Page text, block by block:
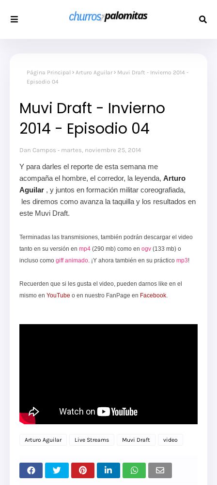
Página Principal Arturo Aguilar
Muvi Draft - Invierno 2014 -
Episodio 04
Muvi Draft - Invierno
2014 - Episodio 04
Dan Campos martes, noviembre 25, 2014
Y para darles el reporte de esta semana me
acompaña el hombre, el corredor, la leyenda, Arturo
Aguilar , y juntos en formación militar coreografiada,
les diremos como avanza la taquilla y los resultados en
este Muvi Draft.
Terminadas las transmisiones, también podrán descargar el video
tanto en su versión en mp4 (290 mb) como en ogv (133 mb) o
incluso como giff animado. ¡Y ahora también en su práctico mp3!
Recuerden que si les gusta el video, pueden darnos like en el
mismo en YouTube o en nuestro FanPage en Facebook.
Arturo Aguilar Live Streams Muvi Draft video